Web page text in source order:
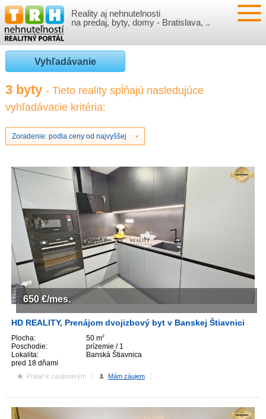
Reality aj nehnutelnosti
na predaj, byty, domy - Bratislava, ..
NEHNUTEĽNOSTI
BYTY
NOVOSTAVBY
NEBYTOVÉ PRIESTORY
POZEMKY
GARÁŽE
VLOŽIŤ NEHNUTEĽNOSTI
PRIHLÁSENIE
REGISTRÁCIA
VÝVOJ CIEN REALÍT
ČLÁNKY O REALITÁCH
BÝVANIE A REALITY
PRÁVNA PORADŇA
FINANCIE
O NÁS
INFO
O NÁS
REALITNÁ INZERCIA NA TRH.SK
CENNÍK REALITNEJ INZERCIE
ZVÝRAZNENIE REALITNÝCH INZERÁTOV
PARTNERI
OBCHODNÉ PODMIENKY
Vyhľadávanie
3 byty - Tieto reality spĺňajú nasledujúce
vyhľadávacie kritéria:
Zoradenie: podla ceny od najvyššej
HD REALITY, Prenájom dvojizbový byt v Banskej Štiavnici
Plocha: 50 m2
Poschodie:
prízemie / 1
Lokalita:
Banská Štiavnica
pred 18 dňami
650 €/mes.
Pridať k zaujímavým Mám záujem